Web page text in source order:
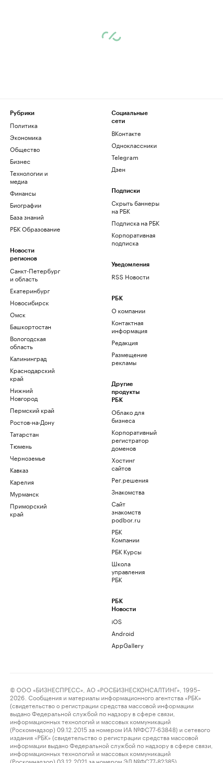
Рубрики
Политика
Экономика
Общество
Бизнес
Технологии и
медиа
Финансы
Биографии
База знаний
РБК Образование
Новости
регионов
Санкт-Петербург
и область
Екатеринбург
Новосибирск
Омск
Башкортостан
Вологодская
область
Калининград
Краснодарский
край
Нижний
Новгород
Пермский край
Ростов-на-Дону
Татарстан
Тюмень
Черноземье
Кавказ
Карелия
Мурманск
Приморский
край
Социальные
сети
ВКонтакте
Одноклассники
Telegram
Дзен
Подписки
Скрыть баннеры
на РБК
Подписка на РБК
Корпоративная
подписка
Уведомления
RSS Новости
РБК
О компании
Контактная
информация
Редакция
Размещение
рекламы
Другие
продукты
РБК
Облако для
бизнеса
Корпоративный
регистратор
доменов
Хостинг
сайтов
Рег.решения
Знакомства
Сайт
знакомств
podbor.ru
РБК
Компании
РБК Курсы
Школа
управления
РБК
РБК
Новости
iOS
Android
AppGallery
© ООО «БИЗНЕСПРЕСС», АО «РОСБИЗНЕСКОНСАЛТИНГ», 1995–
2026. Сообщения и материалы информационного агентства «РБК»
(свидетельство о регистрации средства массовой информации
выдано Федеральной службой по надзору в сфере связи,
информационных технологий и массовых коммуникаций
(Роскомнадзор) 09.12.2015 за номером ИА №ФС77-63848) и сетевого
издания «РБК» (свидетельство о регистрации средства массовой
информации выдано Федеральной службой по надзору в сфере связи,
информационных технологий и массовых коммуникаций
(Роскомнадзор) 03.12.2021 за номером ЭЛ №ФС77-82385)